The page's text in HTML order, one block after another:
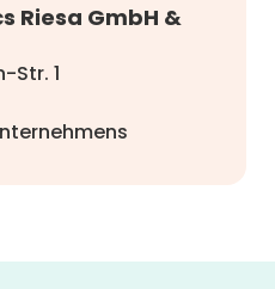
Riesa GmbH &
Str. 1